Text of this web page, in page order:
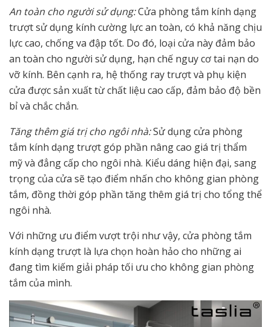
An toàn cho người sử dụng:Cửa phòng tắm kính dạng
trượt sử dụng kính cường lực an toàn, có khả năng chịu
lực cao, chống va đập tốt. Do đó, loại cửa này đảm bảo
an toàn cho người sử dụng, hạn chế nguy cơ tai nạn do
vỡ kính. Bên cạnh ra, hệ thống ray trượt và phụ kiện
cửa được sản xuất từ chất liệu cao cấp, đảm bảo độ bền
bỉ và chắc chắn.
Tăng thêm giá trị cho ngôi nhà:Sử dụng cửa phòng
tắm kính dạng trượt góp phần nâng cao giá trị thẩm
mỹ và đẳng cấp cho ngôi nhà. Kiểu dáng hiện đại, sang
trọng của cửa sẽ tạo điểm nhấn cho không gian phòng
tắm, đồng thời góp phần tăng thêm giá trị cho tổng thể
ngôi nhà.
Với những ưu điểm vượt trội như vậy, cửa phòng tắm
kính dạng trượt là lựa chọn hoàn hảo cho những ai
đang tìm kiếm giải pháp tối ưu cho không gian phòng
tắm của mình.